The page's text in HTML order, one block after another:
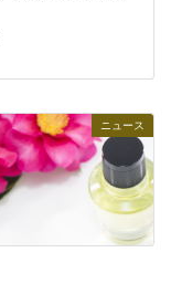
ニュース